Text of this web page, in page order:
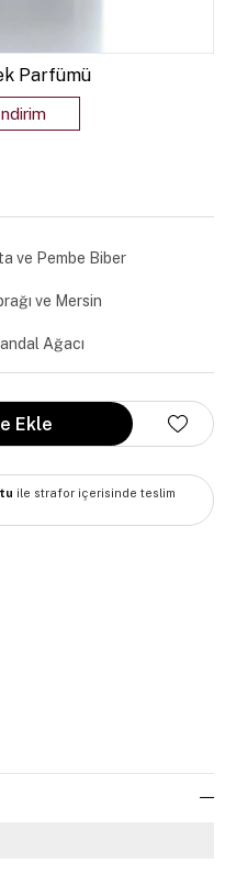
Parfümü
ve Pembe Biber
ve Mersin
Ağacı
ile strafor içerisinde teslim